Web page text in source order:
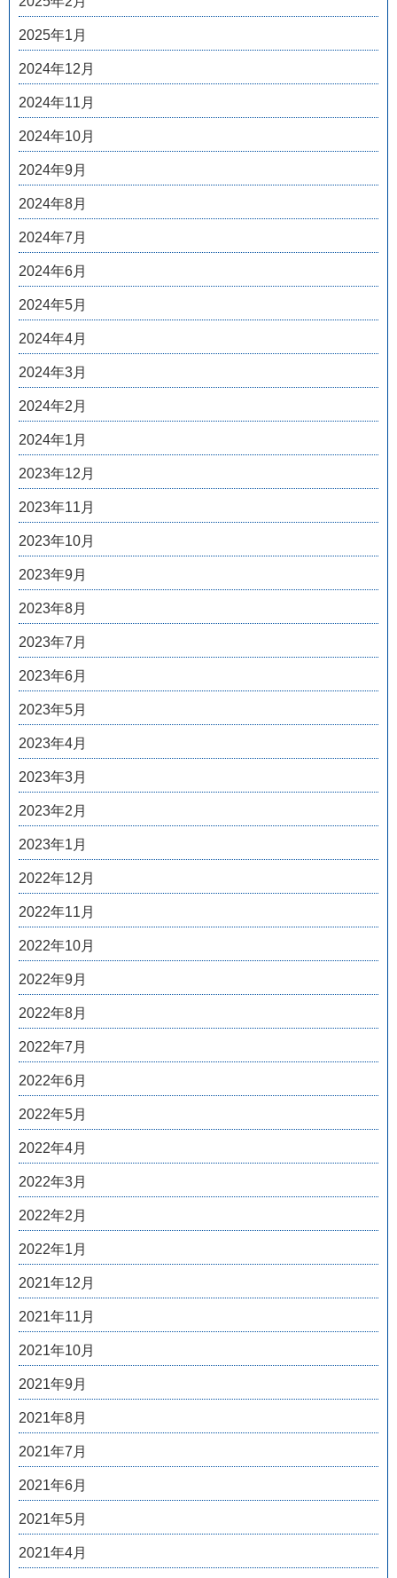
2025年1月
2024年12月
2024年11月
2024年10月
2024年9月
2024年8月
2024年7月
2024年6月
2024年5月
2024年4月
2024年3月
2024年2月
2024年1月
2023年12月
2023年11月
2023年10月
2023年9月
2023年8月
2023年7月
2023年6月
2023年5月
2023年4月
2023年3月
2023年2月
2023年1月
2022年12月
2022年11月
2022年10月
2022年9月
2022年8月
2022年7月
2022年6月
2022年5月
2022年4月
2022年3月
2022年2月
2022年1月
2021年12月
2021年11月
2021年10月
2021年9月
2021年8月
2021年7月
2021年6月
2021年5月
2021年4月